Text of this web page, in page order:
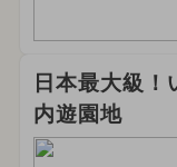
日本最大級！
内遊園地